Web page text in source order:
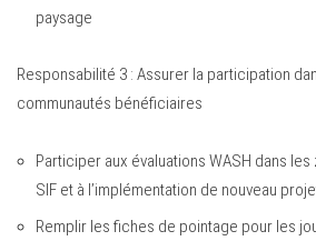
paysage
Responsabilité 3 : Assurer la participation
communautés bénéficiaires
Participer aux évaluations WASH dans les
SIF et à l’implémentation de nouveau
Remplir les fiches de pointage pour les